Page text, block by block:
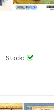
Stock: